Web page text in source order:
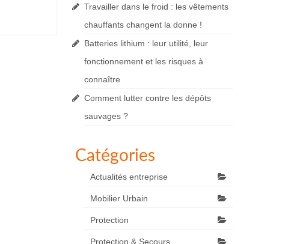
Travailler dans le froid : les vêtements
chauffants changent la donne !
Batteries lithium : leur utilité, leur
fonctionnement et les risques à
connaître
Comment lutter contre les dépôts
sauvages ?
Catégories
Actualités entreprise
Mobilier Urbain
Protection
Protection & Secours